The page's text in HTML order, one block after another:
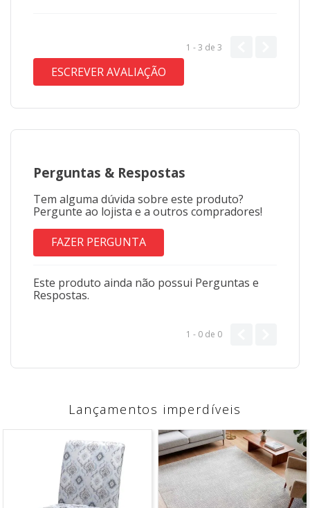
1 - 3 de 3
ESCREVER AVALIAÇÃO
Perguntas & Respostas
Tem alguma dúvida sobre este produto?
Pergunte ao lojista e a outros compradores!
FAZER PERGUNTA
Este produto ainda não possui Perguntas e
Respostas.
1 - 0 de 0
Lançamentos imperdíveis